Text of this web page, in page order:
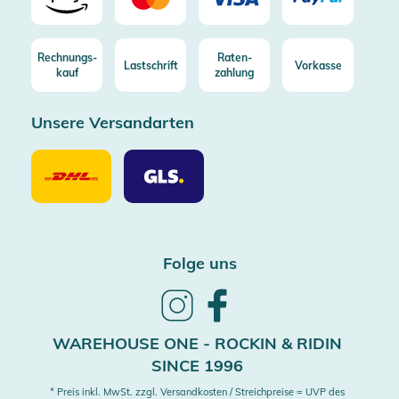
Rechnungs-
kauf
Lastschrift
Raten-
zahlung
Vorkasse
Unsere Versandarten
Unsere
Versandarten
DHL
Unsere
Versandarten
GLS
Folge uns
Follow
InstagramFacebook
WAREHOUSE ONE - ROCKIN & RIDIN
SINCE 1996
* Preis inkl. MwSt. zzgl. Versandkosten / Streichpreise = UVP des